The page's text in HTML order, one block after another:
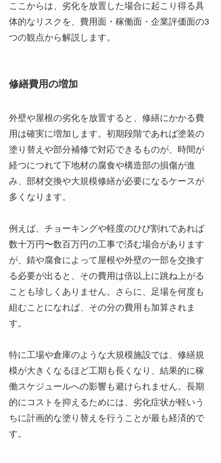
ここからは、劣化を放置した場合に起こり得る具
体的なリスクを、費用面・稼働面・企業評価面の3
つの観点から解説します。
修繕費用の増加
外壁や屋根の劣化を放置すると、修繕にかかる費
用は確実に増加します。初期段階であれば塗装の
塗り替えや部分補修で対応できるものが、時間が
経つにつれて下地材の腐食や構造部の損傷が進
み、部材交換や大規模修繕が必要になるケースが
多くなります。
例えば、チョーキングや軽度のひび割れであれば
数十万円〜数百万円の工事で済む場合があります
が、錆や腐食によって屋根や外壁の一部を交換す
る必要が出ると、その費用は倍以上に跳ね上がる
ことも珍しくありません。さらに、足場を何度も
組むことになれば、その分の費用も加算されま
す。
特に工場や倉庫のような大規模施設では、修繕規
模が大きくなるほど工期も長くなり、結果的に稼
働スケジュールへの影響も避けられません。長期
的にコストを抑えるためには、劣化症状が軽いう
ちに計画的な塗り替えを行うことが最も経済的で
す。